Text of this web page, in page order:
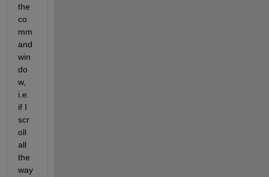
the
co
mm
and
win
do
w,
i.e.
if I
scr
oll
all
the
way